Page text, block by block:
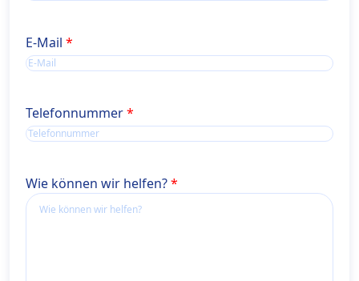
E-Mail
Telefonnummer
Wie können wir helfen?